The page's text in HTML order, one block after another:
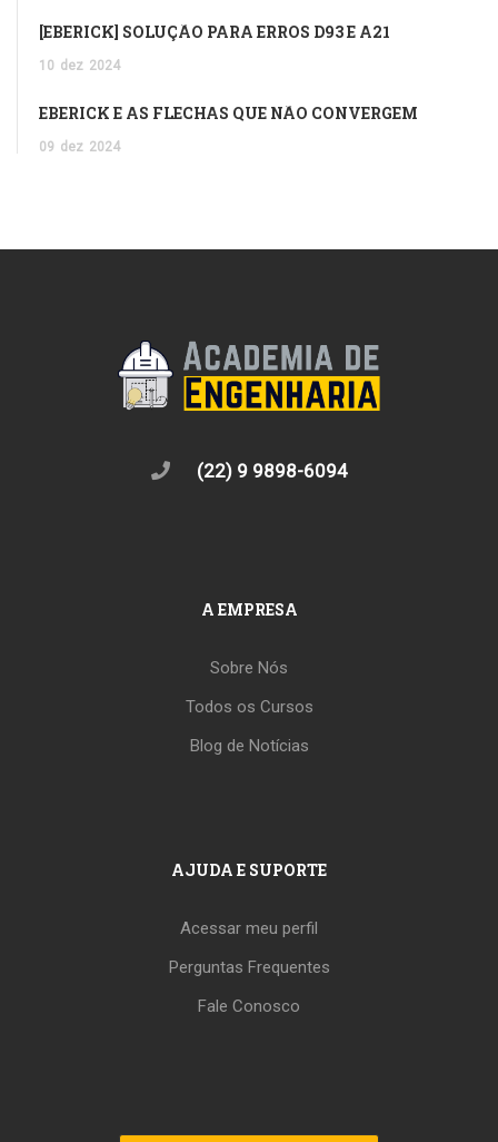
[EBERICK] SOLUÇÃO PARA ERROS D93 E A21
10 dez 2024
EBERICK E AS FLECHAS QUE NÃO CONVERGEM
09 dez 2024
(22) 9 9898-6094
A EMPRESA
Sobre Nós
Todos os Cursos
Blog de Notícias
AJUDA E SUPORTE
Acessar meu perfil
Perguntas Frequentes
Fale Conosco